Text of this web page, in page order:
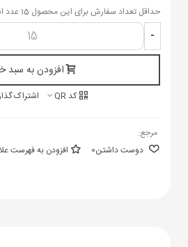
حداقل تعداد سفارش برای این محصول 15 عدد است.
-
افزودن به سبد
کد QR اشتراک
مرجع:
دوست داشتن0 افزودن به فهرست